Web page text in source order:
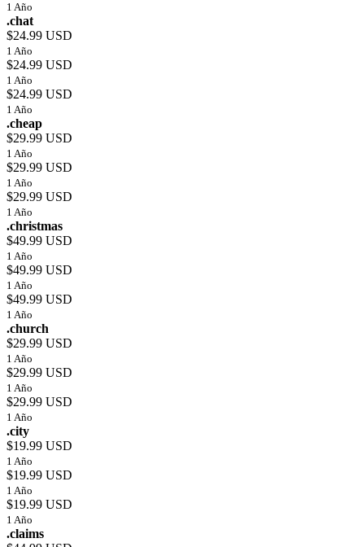
1 Año
.chat
$24.99 USD
1 Año
$24.99 USD
1 Año
$24.99 USD
1 Año
.cheap
$29.99 USD
1 Año
$29.99 USD
1 Año
$29.99 USD
1 Año
.christmas
$49.99 USD
1 Año
$49.99 USD
1 Año
$49.99 USD
1 Año
.church
$29.99 USD
1 Año
$29.99 USD
1 Año
$29.99 USD
1 Año
.city
$19.99 USD
1 Año
$19.99 USD
1 Año
$19.99 USD
1 Año
.claims